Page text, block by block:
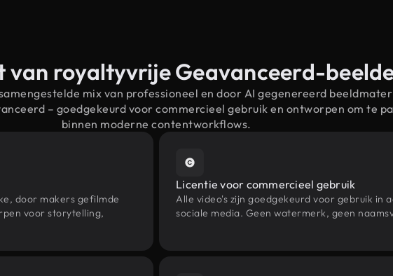
van royaltyvrije Geavanceerd-
mix van professioneel en door AI gegenereerd
– goedgekeurd voor commercieel gebruik en ontworpen om te
binnen moderne contentworkflows.
door makers gefilmde
voor storytelling,
Licentie voor commercieel gebruik
Alle video's zijn goedgekeurd voor gebruik in
sociale media. Geen watermerk, geen